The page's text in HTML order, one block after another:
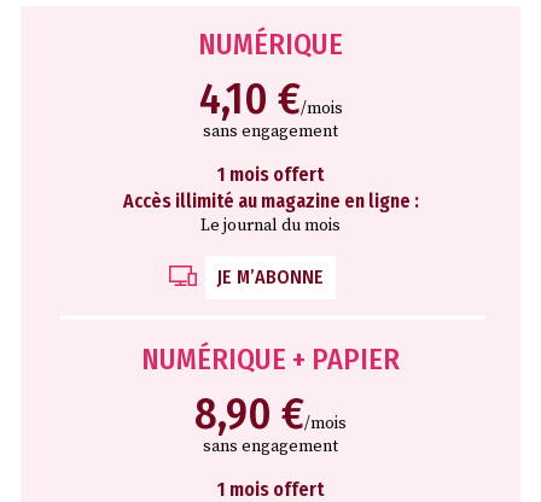
NUMÉRIQUE
4,10 €/mois
sans engagement
1 mois offert
Accès illimité au magazine en ligne :
Le journal du mois
JE M’ABONNE
NUMÉRIQUE + PAPIER
8,90 €/mois
sans engagement
1 mois offert